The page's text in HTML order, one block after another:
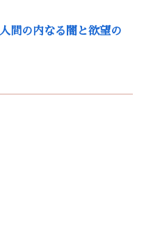
間の内なる闇と欲望の